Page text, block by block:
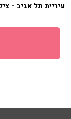
עיריית תל אביב -